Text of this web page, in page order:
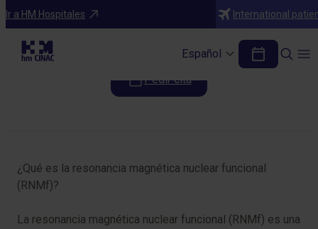
Ir a HM Hospitales International
Español
Pruebas diagnósticas
RNM funcional
Pedir cita
¿Qué es la resonancia magnética nuclear funcional
(RNMf)?
La resonancia magnética nuclear funcional (RNMf) es una